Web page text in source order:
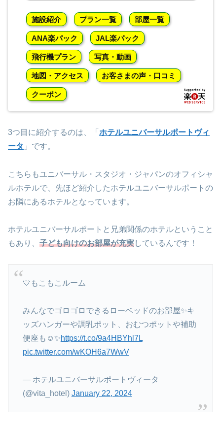
施設紹介 プラン一覧 部屋一覧
ANA楽パック JAL楽パック
飛行機プラン 写真・動画
地図・アクセス お客さまの声・口コミ
クーポン
3つ目に紹介するのは、「 ホテルユニバーサルポートヴィ
ータ 」です。
こちらもユニバーサル・スタジオ・ジャパンのオフィシャ
ルホテルで、先ほど紹介したホテルユニバーサルポートの
お隣にあるホテルとなっています。
ホテルユニバーサルポートと兄弟関係のホテルということ
もあり、 子ども向けのお部屋が充実しているんです！
💛もこもこルーム
みんなでゴロゴロできるローベッドのお部屋✨キ
ッズハンガーや調乳ポット、おむつポットや補助
便座も☺✨https://t.co/9a4HBYhl7L
pic.twitter.com/wKOH6a7WwV
— ホテルユニバーサルポートヴィータ
(@vita_hotel) January 22, 2024